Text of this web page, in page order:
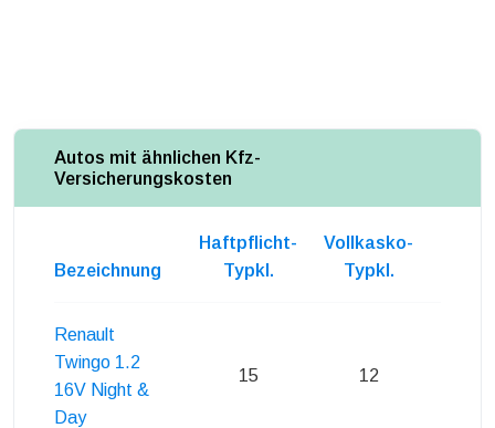
Autos mit ähnlichen Kfz-
Versicherungskosten
Bezeichnung
Haftpflicht-
Typkl.
Vollkasko-
Typkl.
Renault
Twingo 1.2
16V Night &
Day
15 12